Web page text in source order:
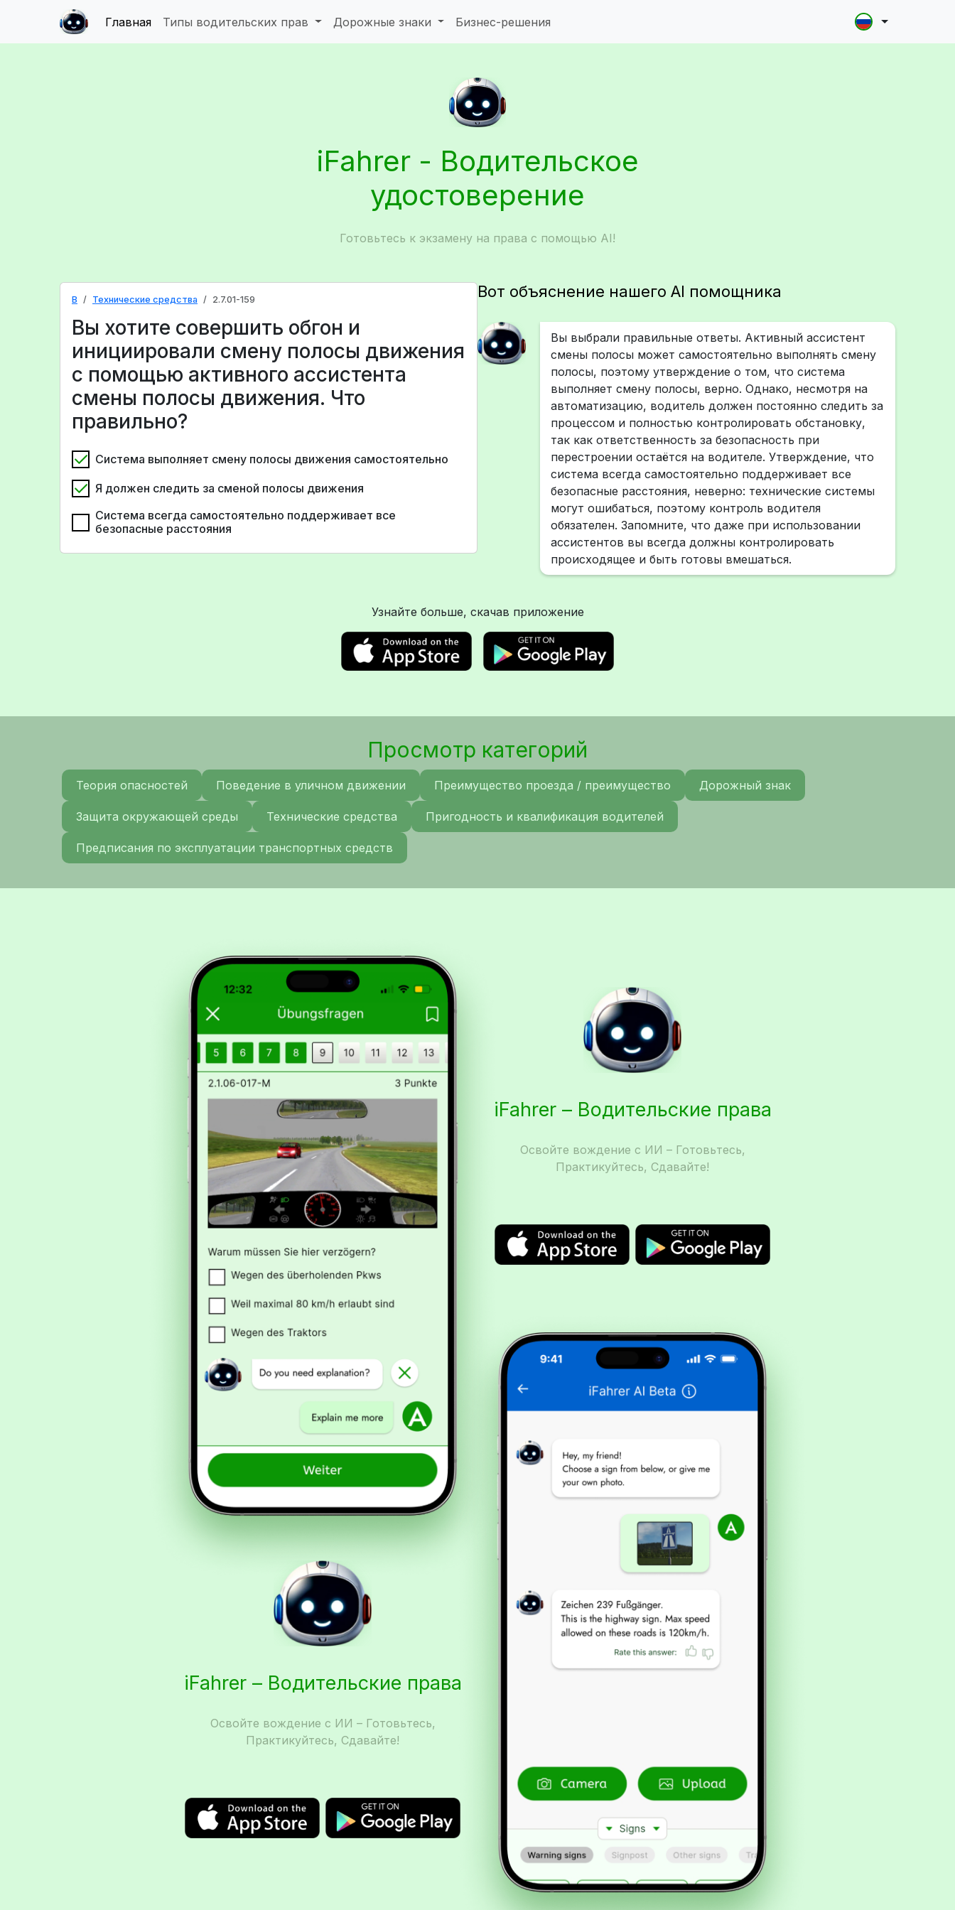
Главная Типы водительских прав Дорожные знаки Бизнес-решения
iFahrer - Водительское
удостоверение
Готовьтесь к экзамену на права с помощью AI!
B Технические средства 2.7.01-159
Вы хотите совершить обгон и
инициировали смену полосы движения
с помощью активного ассистента
смены полосы движения. Что
правильно?
Система выполняет смену полосы движения самостоятельно
Я должен следить за сменой полосы движения
Система всегда самостоятельно поддерживает все
безопасные расстояния
Вот объяснение нашего AI помощника
Вы выбрали правильные ответы. Активный ассистент
смены полосы может самостоятельно выполнять смену
полосы, поэтому утверждение о том, что система
выполняет смену полосы, верно. Однако, несмотря на
автоматизацию, водитель должен постоянно следить за
процессом и полностью контролировать обстановку,
так как ответственность за безопасность при
перестроении остаётся на водителе. Утверждение, что
система всегда самостоятельно поддерживает все
безопасные расстояния, неверно: технические системы
могут ошибаться, поэтому контроль водителя
обязателен. Запомните, что даже при использовании
ассистентов вы всегда должны контролировать
происходящее и быть готовы вмешаться.
Узнайте больше, скачав приложение
Просмотр категорий
Теория опасностей Поведение в уличном движении Преимущество проезда / преимущество Дорожный знак
Защита окружающей среды Технические средства Пригодность и квалификация водителей
Предписания по эксплуатации транспортных средств
iFahrer – Водительские права
Освойте вождение с ИИ – Готовьтесь,
Практикуйтесь, Сдавайте!
iFahrer – Водительские права
Освойте вождение с ИИ – Готовьтесь,
Практикуйтесь, Сдавайте!